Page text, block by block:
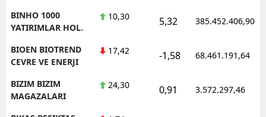
BINHO 1000
YATIRIMLAR HOL.
10,30 5,32 385.452.406,90
BIOEN BIOTREND
CEVRE VE ENERJI
17,42 -1,58 68.461.191,64
BIZIM BIZIM
MAGAZALARI
24,30 0,91 3.572.297,46